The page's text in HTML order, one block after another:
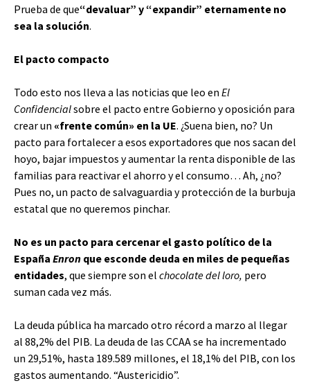
Prueba de que“devaluar” y “expandir” eternamente no
sea la solución.
El pacto compacto
Todo esto nos lleva a las noticias que leo en El
Confidencialsobre el pacto entre Gobierno y oposición para
crear un «frente común» en la UE. ¿Suena bien, no? Un
pacto para fortalecer a esos exportadores que nos sacan del
hoyo, bajar impuestos y aumentar la renta disponible de las
familias para reactivar el ahorro y el consumo… Ah, ¿no?
Pues no, un pacto de salvaguardia y protección de la burbuja
estatal que no queremos pinchar.
No es un pacto para cercenar el gasto político de la
España Enron que esconde deuda en miles de pequeñas
entidades, que siempre son el chocolate del loro, pero
suman cada vez más.
La deuda pública ha marcado otro récord a marzo al llegar
al 88,2% del PIB. La deuda de las CCAA se ha incrementado
un 29,51%, hasta 189.589 millones, el 18,1% del PIB, con los
gastos aumentando. “Austericidio”.